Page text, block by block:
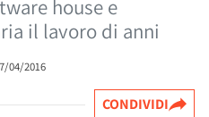
house e
il lavoro di anni
04/2016
CONDIVIDI